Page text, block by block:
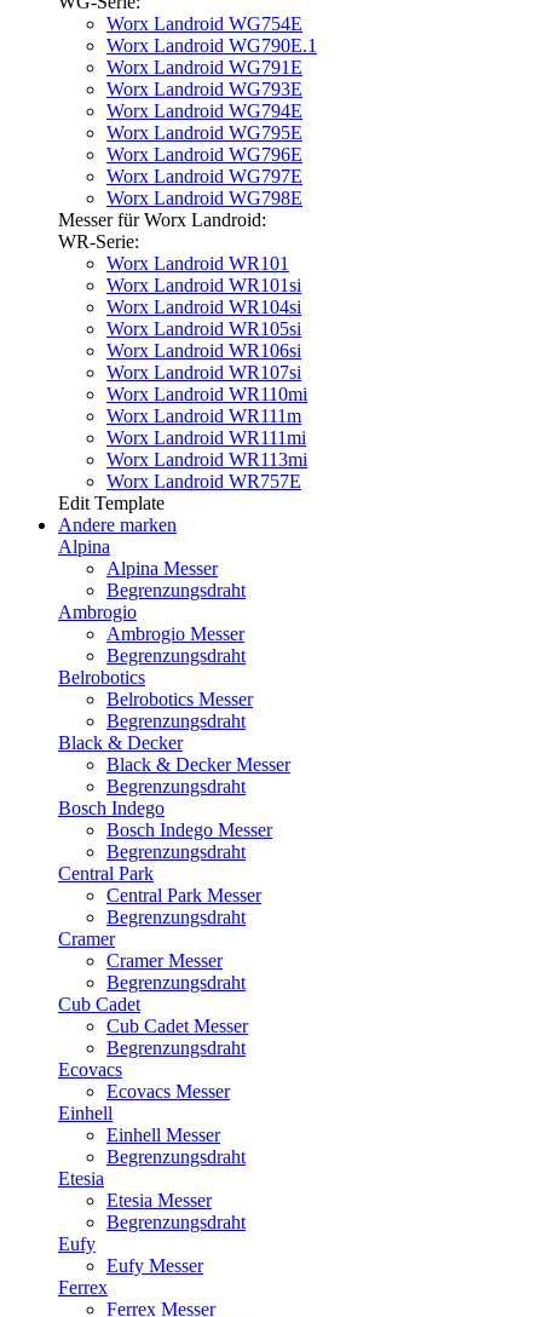
Worx Landroid WG754E
Worx Landroid WG790E.1
Worx Landroid WG791E
Worx Landroid WG793E
Worx Landroid WG794E
Worx Landroid WG795E
Worx Landroid WG796E
Worx Landroid WG797E
Worx Landroid WG798E
Messer für Worx Landroid:
WR-Serie:
Worx Landroid WR101
Worx Landroid WR101si
Worx Landroid WR104si
Worx Landroid WR105si
Worx Landroid WR106si
Worx Landroid WR107si
Worx Landroid WR110mi
Worx Landroid WR111m
Worx Landroid WR111mi
Worx Landroid WR113mi
Worx Landroid WR757E
Edit Template
Andere marken
Alpina
Alpina Messer
Begrenzungsdraht
Ambrogio
Ambrogio Messer
Begrenzungsdraht
Belrobotics
Belrobotics Messer
Begrenzungsdraht
Black & Decker
Black & Decker Messer
Begrenzungsdraht
Bosch Indego
Bosch Indego Messer
Begrenzungsdraht
Central Park
Central Park Messer
Begrenzungsdraht
Cramer
Cramer Messer
Begrenzungsdraht
Cub Cadet
Cub Cadet Messer
Begrenzungsdraht
Ecovacs
Ecovacs Messer
Einhell
Einhell Messer
Begrenzungsdraht
Etesia
Etesia Messer
Begrenzungsdraht
Eufy
Eufy Messer
Ferrex
Ferrex Messer